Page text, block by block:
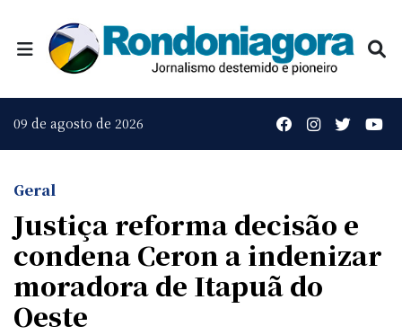
09 de agosto de 2026
Geral
Justiça reforma decisão e
condena Ceron a indenizar
moradora de Itapuã do
Oeste